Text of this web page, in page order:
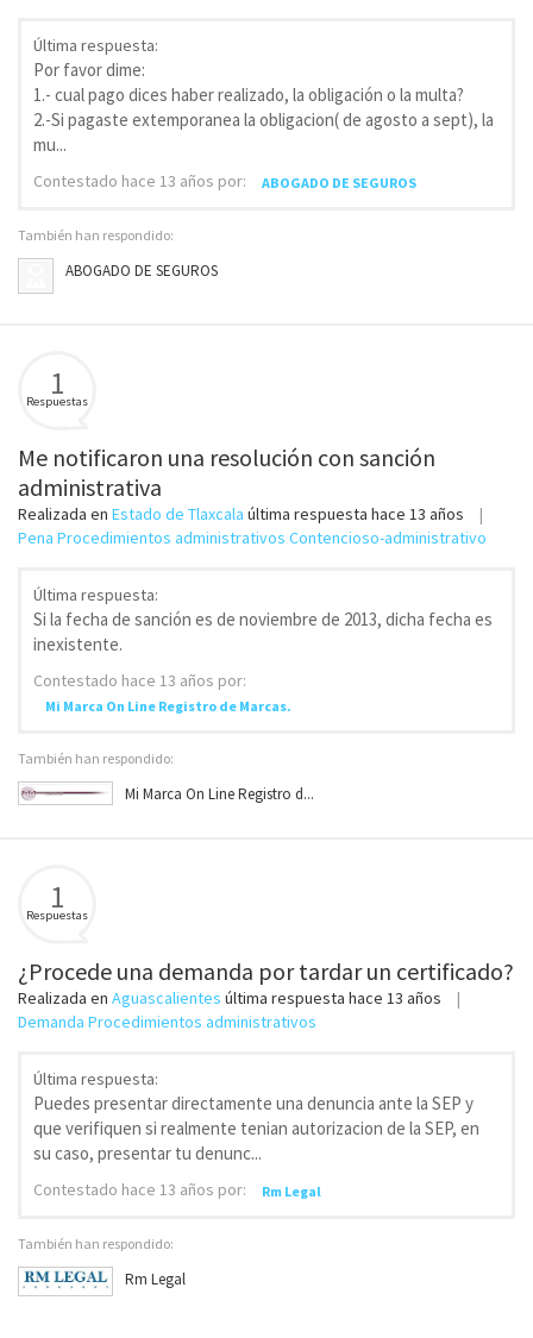
Última respuesta:
Por favor dime:
1.- cual pago dices haber realizado, la obligación o la multa?
2.-Si pagaste extemporanea la obligacion( de agosto a sept), la
mu...
Contestado hace 13 años por: ABOGADO DE SEGUROS
También han respondido:
ABOGADO DE SEGUROS
1
Respuestas
Me notificaron una resolución con sanción
administrativa
Realizada en Estado de Tlaxcala última respuesta hace 13 años
Pena Procedimientos administrativos Contencioso-administrativo
Última respuesta:
Si la fecha de sanción es de noviembre de 2013, dicha fecha es
inexistente.
Contestado hace 13 años por:
Mi Marca On Line Registro de Marcas.
También han respondido:
Mi Marca On Line Registro d...
1
Respuestas
¿Procede una demanda por tardar un certificado?
Realizada en Aguascalientes última respuesta hace 13 años
Demanda Procedimientos administrativos
Última respuesta:
Puedes presentar directamente una denuncia ante la SEP y
que verifiquen si realmente tenian autorizacion de la SEP, en
su caso, presentar tu denunc...
Contestado hace 13 años por: Rm Legal
También han respondido:
Rm Legal